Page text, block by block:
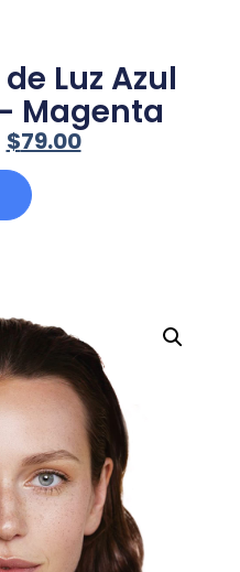
Luz Azul
Magenta
$79.00